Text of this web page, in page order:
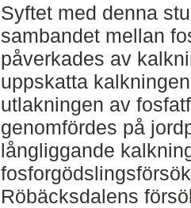
Syftet med denna
sambandet mellan
påverkades av
uppskatta
utlakningen av
genomfördes på
långliggande
Röbäcksdalens